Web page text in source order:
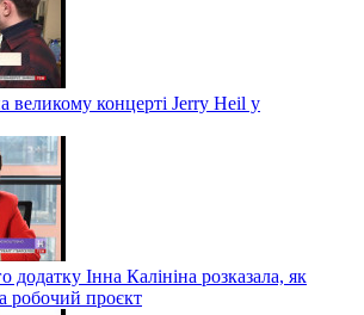
великому концерті Jerry Heil у
додатку Інна Калініна розказала, як
робочий проєкт